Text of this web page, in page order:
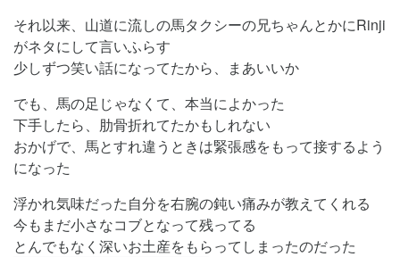
それ以来、山道に流しの馬タクシーの兄ちゃんとかにRinji
がネタにして言いふらす
少しずつ笑い話になってたから、まあいいか
でも、馬の足じゃなくて、本当によかった
下手したら、肋骨折れてたかもしれない
おかげで、馬とすれ違うときは緊張感をもって接するよう
になった
浮かれ気味だった自分を右腕の鈍い痛みが教えてくれる
今もまだ小さなコブとなって残ってる
とんでもなく深いお土産をもらってしまったのだった